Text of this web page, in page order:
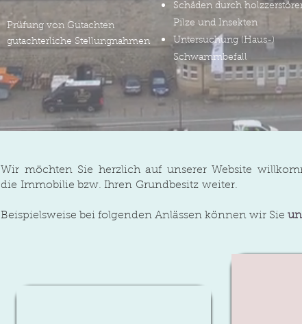
Prüfung von Gutachten
gutachterliche Stellungnahmen
Schäden durch
Pilze und Insekten
Untersuchung (Haus-)
Schwammbefall
Wir möchten Sie herzlich auf unserer Website
die Immobilie bzw. Ihren Grundbesitz weiter.
Beispielsweise bei folgenden Anlässen können wir Sie